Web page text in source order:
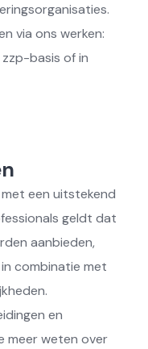
via ons werken:
basis of in
een uitstekend
geldt dat
aanbieden,
combinatie met
en
meer weten over